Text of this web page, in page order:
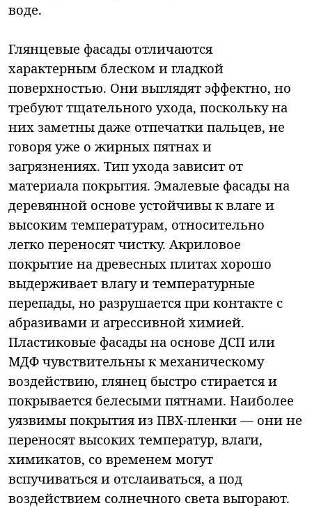
воде.
Глянцевые фасады отличаются
характерным блеском и гладкой
поверхностью. Они выглядят эффектно, но
требуют тщательного ухода, поскольку на
них заметны даже отпечатки пальцев, не
говоря уже о жирных пятнах и
загрязнениях. Тип ухода зависит от
материала покрытия. Эмалевые фасады на
деревянной основе устойчивы к влаге и
высоким температурам, относительно
легко переносят чистку. Акриловое
покрытие на древесных плитах хорошо
выдерживает влагу и температурные
перепады, но разрушается при контакте с
абразивами и агрессивной химией.
Пластиковые фасады на основе ДСП или
МДФ чувствительны к механическому
воздействию, глянец быстро стирается и
покрывается белесыми пятнами. Наиболее
уязвимы покрытия из ПВХ-пленки — они не
переносят высоких температур, влаги,
химикатов, со временем могут
вспучиваться и отслаиваться, а под
воздействием солнечного света выгорают.